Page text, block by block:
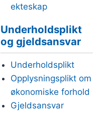
ekteskap
Underholdsplikt
og gjeldsansvar
Underholdsplikt
Opplysningsplikt om
økonomiske forhold
Gjeldsansvar